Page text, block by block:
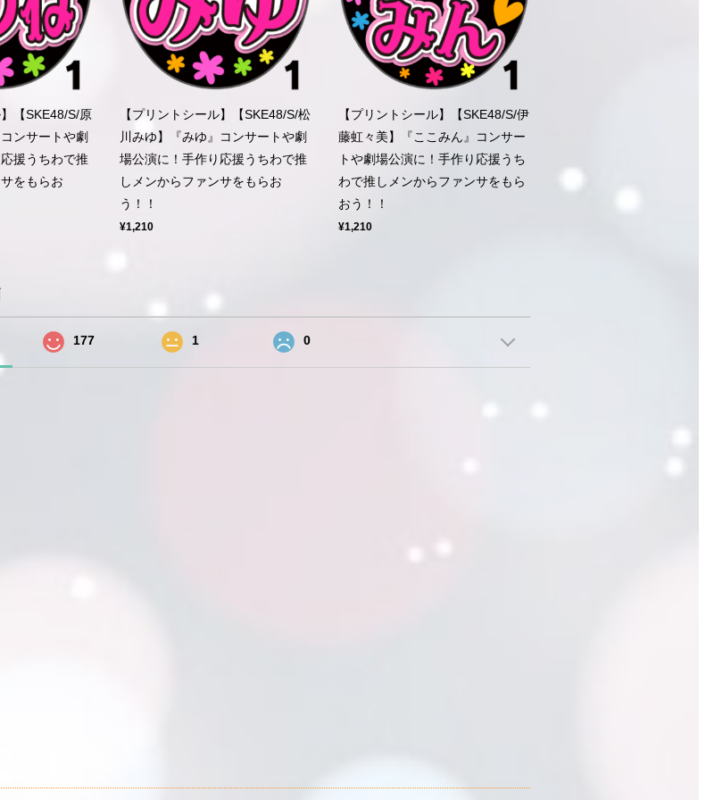
【SKE48/S/原
ンサートや劇
援うちわで推
をもらお
【プリントシール】【SKE48/S/松
川みゆ】『みゆ』コンサートや劇
場公演に！手作り応援うちわで推
しメンからファンサをもらお
う！！
¥1,210
【プリントシール】【SKE48/S/伊
藤虹々美】『ここみん』コンサー
トや劇場公演に！手作り応援うち
わで推しメンからファンサをもら
おう！！
¥1,210
177 1 0